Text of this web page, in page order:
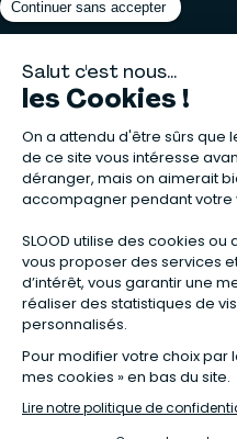
Matelas naturels⋅Graines bio⋅
en bois⋅Complement
Calendrier de l’Avent gourmand
dans la fiche produit. Tous les